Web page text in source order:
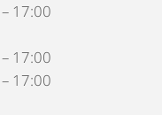
17:00
17:00
17:00